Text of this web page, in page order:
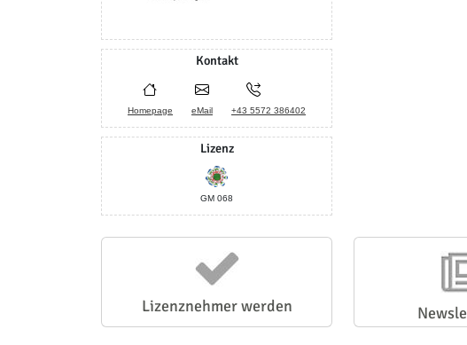
Kontakt
Homepage eMail +43 5572 386402
Lizenz
GM 068
Lizenznehmer werden